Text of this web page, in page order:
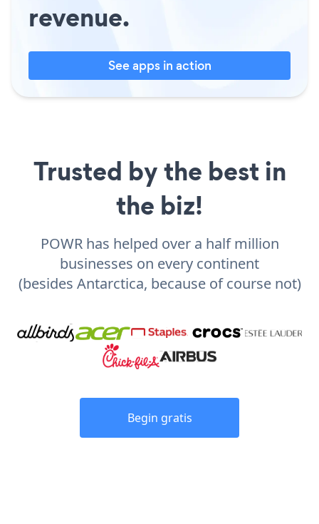
revenue.
See apps in action
Trusted by the best in
the biz!
POWR has helped over a half million
businesses on every continent
(besides Antarctica, because of course not)
Begin gratis